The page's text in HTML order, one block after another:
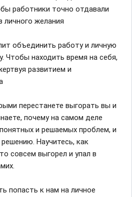
работники точно отдавали
личного желания
объединить работу и личную
Чтобы находить время на себя,
развитием и
перестанете выгорать вы и
почему на самом деле
и решаемых проблем, и
Научитесь, как
совсем выгорел и упал в
попасть к нам на личное